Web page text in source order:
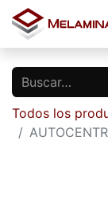
Todos los